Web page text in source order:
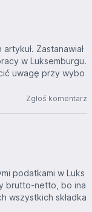
Zastanawiał
w Luksemburgu.
uwagę przy wybo
Zgłoś komentarz
podatkami w Luks
brutto-netto, bo ina
wszystkich składka